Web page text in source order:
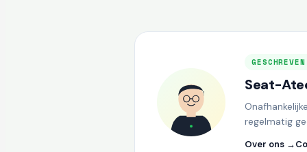
Seat-
regelmatig
Over ons →